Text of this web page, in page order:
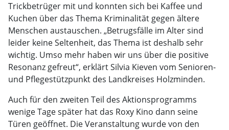
Trickbetrüger mit und konnten sich bei Kaffee und
Kuchen über das Thema Kriminalität gegen ältere
Menschen austauschen. „Betrugsfälle im Alter sind
leider keine Seltenheit, das Thema ist deshalb sehr
wichtig. Umso mehr haben wir uns über die positive
Resonanz gefreut“, erklärt Silvia Kieven vom Senioren-
und Pflegestützpunkt des Landkreises Holzminden.
Auch für den zweiten Teil des Aktionsprogramms
wenige Tage später hat das Roxy Kino dann seine
Türen geöffnet. Die Veranstaltung wurde von den